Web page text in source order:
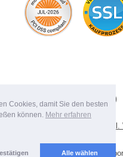
Cookies, damit Sie den besten
können. Mehr erfahren
Alle wählen
Alle Preise inkl. MwSt. evtl. zzgl.
Copyright 2026 by Scooter-